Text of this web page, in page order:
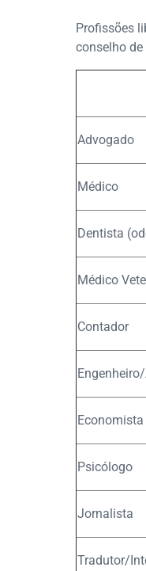
Profissões
conselho
Advogado
Médico
Dentista
Médico
Contador
Economista
Psicólogo
Jornalista
Tradutor/